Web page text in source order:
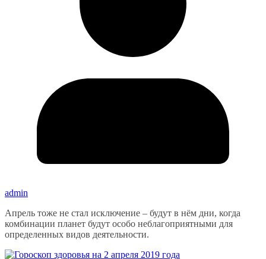
admin
Апрель тоже не стал исключение – будут в нём дни, когда
комбинации планет будут особо неблагоприятными для
определенных видов деятельности.